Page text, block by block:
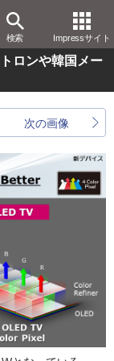
検索 Impressサイト
ロンや韓国メー
次の画像